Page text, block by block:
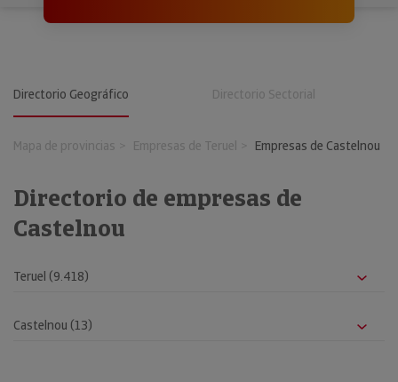
Directorio Geográfico Directorio Sectorial
Mapa de provincias Empresas de Teruel Empresas de Castelnou
Directorio de empresas de
Castelnou